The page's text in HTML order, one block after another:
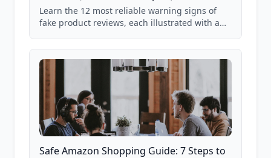
Learn the 12 most reliable warning signs of
fake product reviews, each illustrated with a
85,000+ analyzed Amazon listings.
Safe Amazon Shopping Guide: 7 Steps to